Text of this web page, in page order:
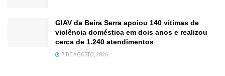
GIAV da Beira Serra apoiou 140 vítimas de
violência doméstica em dois anos e realizou
cerca de 1.240 atendimentos
7 DE AGOSTO, 2026